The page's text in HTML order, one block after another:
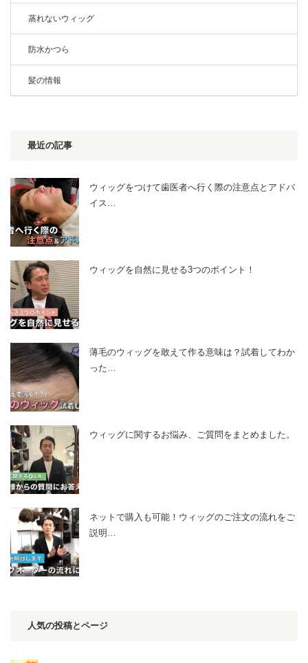
蒸れないウィッグ
防水かつら
髪の情報
最近の記事
ウィッグをつけて歯医者へ行く際の注意点とアドバ
イス…
ウィッグを自然に見せる3つのポイント！
薄毛のウィッグを敢えて作る意味は？試着してわか
った…
ウィッグに関するお悩み、ご質問をまとめました。
ネットで購入も可能！ウィッグのご注文の流れをご
説明…
人気の投稿とページ